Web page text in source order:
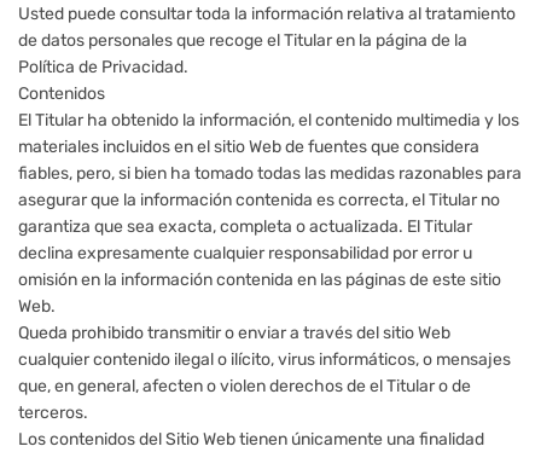
Usted puede consultar toda la información relativa al tratamiento
de datos personales que recoge el Titular en la página de la
Política de Privacidad.
Contenidos
El Titular ha obtenido la información, el contenido multimedia y los
materiales incluidos en el sitio Web de fuentes que considera
fiables, pero, si bien ha tomado todas las medidas razonables para
asegurar que la información contenida es correcta, el Titular no
garantiza que sea exacta, completa o actualizada. El Titular
declina expresamente cualquier responsabilidad por error u
omisión en la información contenida en las páginas de este sitio
Web.
Queda prohibido transmitir o enviar a través del sitio Web
cualquier contenido ilegal o ilícito, virus informáticos, o mensajes
que, en general, afecten o violen derechos de el Titular o de
terceros.
Los contenidos del Sitio Web tienen únicamente una finalidad